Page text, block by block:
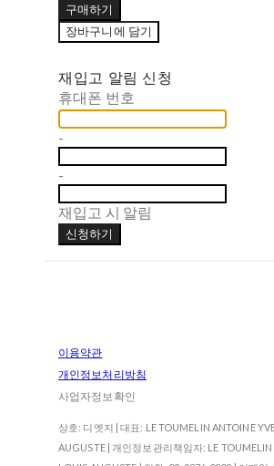
구매하기
장바구니에 담기
재입고 알림 신청
휴대폰 번호
-
-
재입고 시 알림
신청하기
이용약관
개인정보처리방침
사업자정보확인
상호: 디엣지 | 대표: LE TOUMELIN ANTOINE
AUGUSTE | 개인정보관리책임자: LE TOUMELIN